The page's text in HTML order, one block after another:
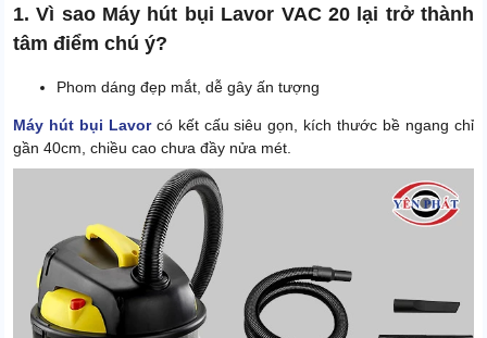
1. Vì sao Máy hút bụi Lavor VAC 20 lại trở thành
tâm điểm chú ý?
Phom dáng đẹp mắt, dễ gây ấn tượng
Máy hút bụi Lavorcó kết cấu siêu gọn, kích thước bề ngang chỉ
gần 40cm, chiều cao chưa đầy nửa mét.